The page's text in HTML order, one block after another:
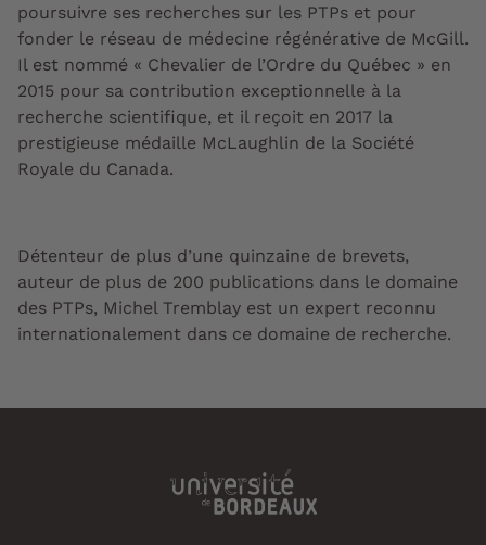
poursuivre ses recherches sur les PTPs et pour
fonder le réseau de médecine régénérative de McGill.
Il est nommé « Chevalier de l’Ordre du Québec » en
2015 pour sa contribution exceptionnelle à la
recherche scientifique, et il reçoit en 2017 la
prestigieuse médaille McLaughlin de la Société
Royale du Canada.
Détenteur de plus d’une quinzaine de brevets,
auteur de plus de 200 publications dans le domaine
des PTPs, Michel Tremblay est un expert reconnu
internationalement dans ce domaine de recherche.